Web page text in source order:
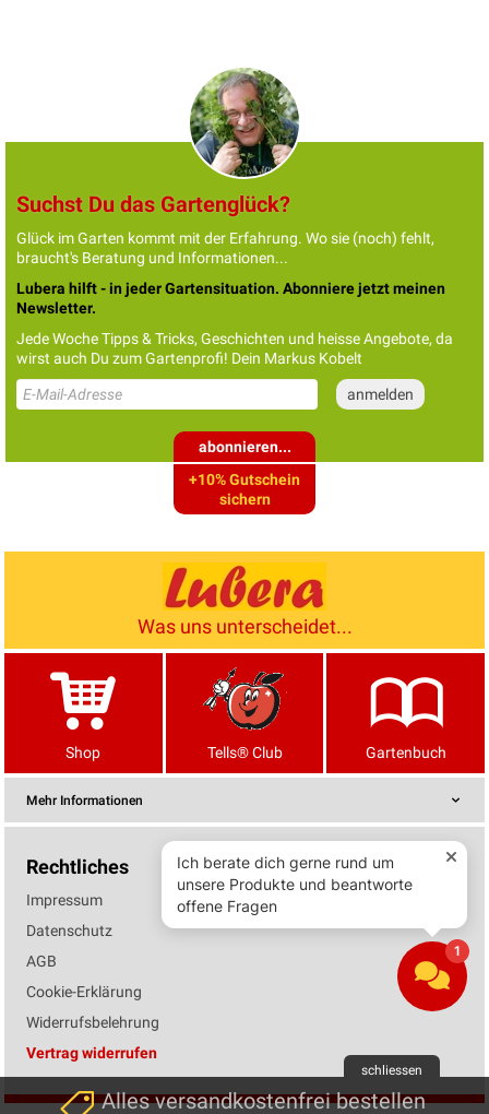
Suchst Du das Gartenglück?
Glück im Garten kommt mit der Erfahrung. Wo sie (noch) fehlt,
braucht's Beratung und Informationen...
Lubera hilft - in jeder Gartensituation. Abonniere jetzt meinen
Newsletter.
Jede Woche Tipps & Tricks, Geschichten und heisse Angebote, da
wirst auch Du zum Gartenprofi! Dein Markus Kobelt
abonnieren...
+10% Gutschein
sichern
Was uns unterscheidet...
Shop Tells® Club Gartenbuch
Mehr Informationen
Rechtliches
Impressum
Datenschutz
AGB
Cookie-Erklärung
Widerrufsbelehrung
Vertrag widerrufen
schliessen
Alles versandkostenfrei bestellen